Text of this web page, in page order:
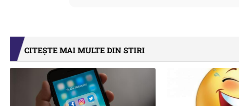
CITEȘTE MAI MULTE DIN STIRI